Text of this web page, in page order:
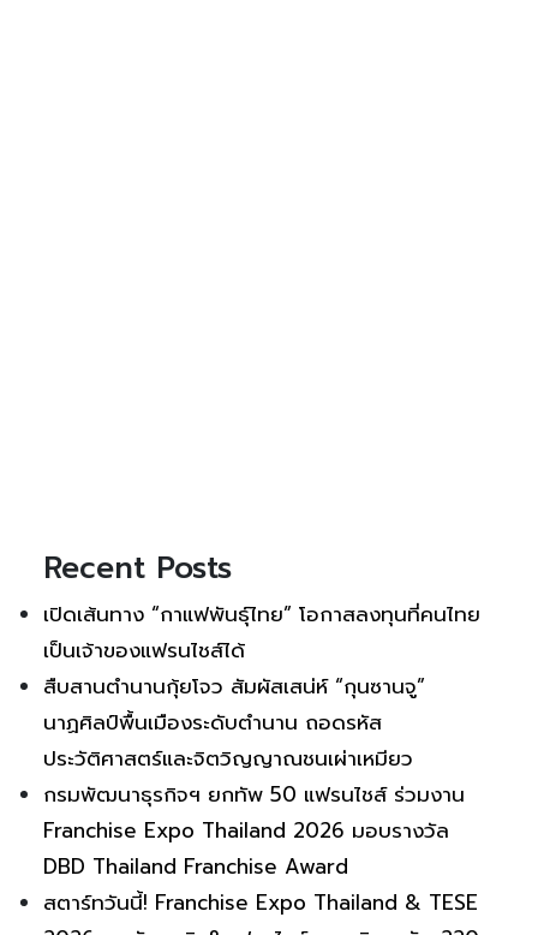
Recent Posts
เปิดเส้นทาง “กาแฟพันธุ์ไทย” โอกาสลงทุนที่คนไทย
เป็นเจ้าของแฟรนไชส์ได้
สืบสานตำนานกุ้ยโจว สัมผัสเสน่ห์ “กุนซานจู”
นาฏศิลป์พื้นเมืองระดับตำนาน ถอดรหัส
ประวัติศาสตร์และจิตวิญญาณชนเผ่าเหมียว
กรมพัฒนาธุรกิจฯ ยกทัพ 50 แฟรนไชส์ ร่วมงาน
Franchise Expo Thailand 2026 มอบรางวัล
DBD Thailand Franchise Award
สตาร์ทวันนี้! Franchise Expo Thailand & TESE